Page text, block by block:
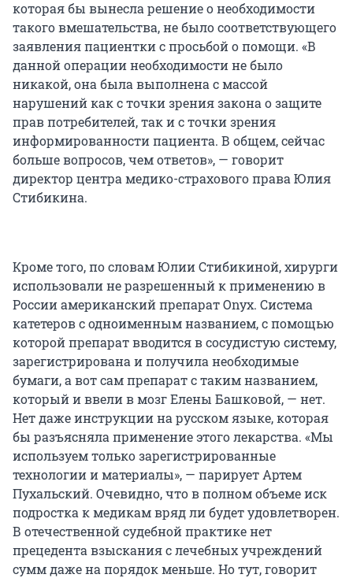
которая бы вынесла решение о необходимости
такого вмешательства, не было соответствующего
заявления пациентки с просьбой о помощи. «В
данной операции необходимости не было
никакой, она была выполнена с массой
нарушений как с точки зрения закона о защите
прав потребителей, так и с точки зрения
информированности пациента. В общем, сейчас
больше вопросов, чем ответов», — говорит
директор центра медико-страхового права Юлия
Стибикина.
Кроме того, по словам Юлии Стибикиной, хирурги
использовали не разрешенный к применению в
России американский препарат Onyx. Система
катетеров с одноименным названием, с помощью
которой препарат вводится в сосудистую систему,
зарегистрирована и получила необходимые
бумаги, а вот сам препарат с таким названием,
который и ввели в мозг Елены Башковой, — нет.
Нет даже инструкции на русском языке, которая
бы разъясняла применение этого лекарства. «Мы
используем только зарегистрированные
технологии и материалы», — парирует Артем
Пухальский. Очевидно, что в полном объеме иск
подростка к медикам вряд ли будет удовлетворен.
В отечественной судебной практике нет
прецедента взыскания с лечебных учреждений
сумм даже на порядок меньше. Но тут, говорит